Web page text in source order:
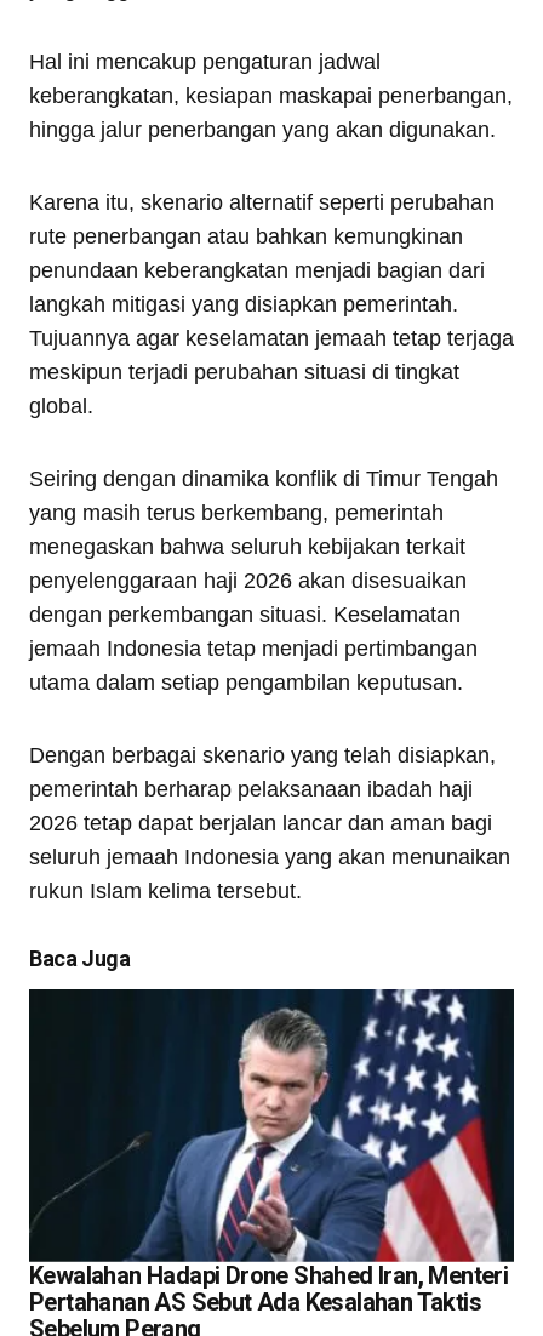
Hal ini mencakup pengaturan jadwal
keberangkatan, kesiapan maskapai penerbangan,
hingga jalur penerbangan yang akan digunakan.
Karena itu, skenario alternatif seperti perubahan
rute penerbangan atau bahkan kemungkinan
penundaan keberangkatan menjadi bagian dari
langkah mitigasi yang disiapkan pemerintah.
Tujuannya agar keselamatan jemaah tetap terjaga
meskipun terjadi perubahan situasi di tingkat
global.
Seiring dengan dinamika konflik di Timur Tengah
yang masih terus berkembang, pemerintah
menegaskan bahwa seluruh kebijakan terkait
penyelenggaraan haji 2026 akan disesuaikan
dengan perkembangan situasi. Keselamatan
jemaah Indonesia tetap menjadi pertimbangan
utama dalam setiap pengambilan keputusan.
Dengan berbagai skenario yang telah disiapkan,
pemerintah berharap pelaksanaan ibadah haji
2026 tetap dapat berjalan lancar dan aman bagi
seluruh jemaah Indonesia yang akan menunaikan
rukun Islam kelima tersebut.
Baca Juga
Kewalahan Hadapi Drone Shahed Iran, Menteri
Pertahanan AS Sebut Ada Kesalahan Taktis
Sebelum Perang